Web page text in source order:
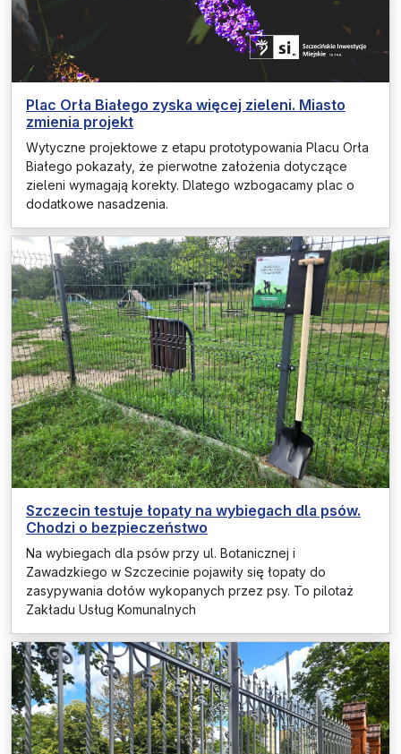
Plac Orła Białego zyska więcej zieleni. Miasto
zmienia projekt
Wytyczne projektowe z etapu prototypowania Placu Orła
Białego pokazały, że pierwotne założenia dotyczące
zieleni wymagają korekty. Dlatego wzbogacamy plac o
dodatkowe nasadzenia.
Szczecin testuje łopaty na wybiegach dla psów.
Chodzi o bezpieczeństwo
Na wybiegach dla psów przy ul. Botanicznej i
Zawadzkiego w Szczecinie pojawiły się łopaty do
zasypywania dołów wykopanych przez psy. To pilotaż
Zakładu Usług Komunalnych